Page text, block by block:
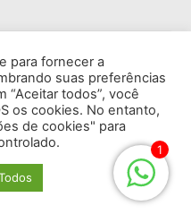
SE
Policy. 1
para fornecer a
suas preferências
“Aceitar todos”, você
os cookies. No entanto,
de cookies" para